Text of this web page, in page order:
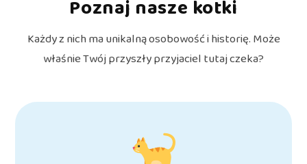
Poznaj nasze kotki
Każdy z nich ma unikalną osobowość i historię. Może
właśnie Twój przyszły przyjaciel tutaj czeka?